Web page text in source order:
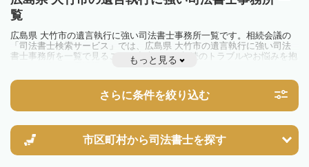
覧
広島県 大竹市の遺言執行に強い司法書士事務所一覧です。相続会議の
「司法書士検索サービス」では、広島県 大竹市の遺言執行に強い司法
書士事務所を一覧で見ることが出来ます。相続のトラブルやお悩みを抱
えている方は一度近隣の司法書士に相談してみましょう。
もっと見る
さらに条件を絞り込む
市区町村から司法書士を探す